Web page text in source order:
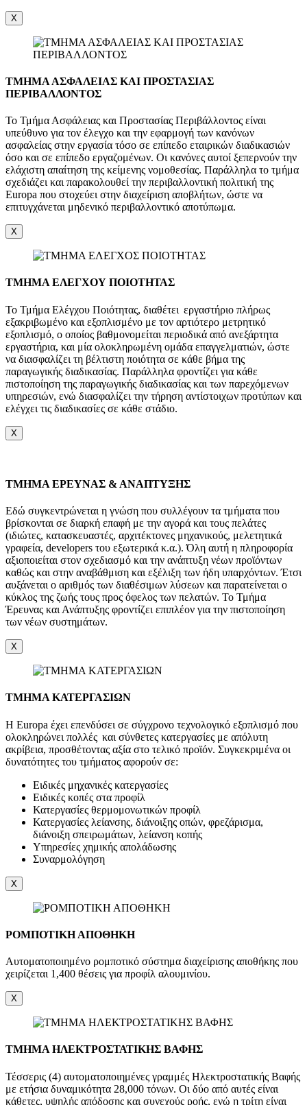
X
ΤΜΗΜΑ ΑΣΦΑΛΕΙΑΣ ΚΑΙ ΠΡΟΣΤΑΣΙΑΣ
ΠΕΡΙΒΑΛΛΟΝΤΟΣ
Το Τμήμα Ασφάλειας και Προστασίας Περιβάλλοντος είναι
υπεύθυνο για τον έλεγχο και την εφαρμογή των κανόνων
ασφαλείας στην εργασία τόσο σε επίπεδο εταιρικών διαδικασιών
όσο και σε επίπεδο εργαζομένων. Οι κανόνες αυτοί ξεπερνούν την
ελάχιστη απαίτηση της κείμενης νομοθεσίας. Παράλληλα το τμήμα
σχεδιάζει και παρακολουθεί την περιβαλλοντική πολιτική της
Europa που στοχεύει στην διαχείριση αποβλήτων, ώστε να
επιτυγχάνεται μηδενικό περιβαλλοντικό αποτύπωμα.
X
ΤΜΗΜΑ ΕΛΕΓΧΟΥ ΠΟΙΟΤΗΤΑΣ
Το Τμήμα Ελέγχου Ποιότητας, διαθέτει εργαστήριο πλήρως
εξακριβωμένο και εξοπλισμένο με τον αρτιότερο μετρητικό
εξοπλισμό, ο οποίος βαθμονομείται περιοδικά από ανεξάρτητα
εργαστήρια, και μία ολοκληρωμένη ομάδα επαγγελματιών, ώστε
να διασφαλίζει τη βέλτιστη ποιότητα σε κάθε βήμα της
παραγωγικής διαδικασίας. Παράλληλα φροντίζει για κάθε
πιστοποίηση της παραγωγικής διαδικασίας και των παρεχόμενων
υπηρεσιών, ενώ διασφαλίζει την τήρηση αντίστοιχων προτύπων και
ελέγχει τις διαδικασίες σε κάθε στάδιο.
X
TMHMA ΕΡΕΥΝΑΣ & ΑΝΑΠΤΥΞΗΣ
Εδώ συγκεντρώνεται η γνώση που συλλέγουν τα τμήματα που
βρίσκονται σε διαρκή επαφή με την αγορά και τους πελάτες
(ιδιώτες, κατασκευαστές, αρχιτέκτονες μηχανικούς, μελετητικά
γραφεία, developers του εξωτερικά κ.α.). Όλη αυτή η πληροφορία
αξιοποιείται στον σχεδιασμό και την ανάπτυξη νέων προϊόντων
καθώς και στην αναβάθμιση και εξέλιξη των ήδη υπαρχόντων. Έτσι
αυξάνεται ο αριθμός των διαθέσιμων λύσεων και παρατείνεται ο
κύκλος της ζωής τους προς όφελος των πελατών. Το Τμήμα
Έρευνας και Ανάπτυξης φροντίζει επιπλέον για την πιστοποίηση
των νέων συστημάτων.
X
ΤΜΗΜΑ ΚΑΤΕΡΓΑΣΙΩΝ
Η Europa έχει επενδύσει σε σύγχρονο τεχνολογικό εξοπλισμό που
ολοκληρώνει πολλές και σύνθετες κατεργασίες με απόλυτη
ακρίβεια, προσθέτοντας αξία στο τελικό προϊόν. Συγκεκριμένα οι
δυνατότητες του τμήματος αφορούν σε:
Ειδικές μηχανικές κατεργασίες
Ειδικές κοπές στα προφίλ
Κατεργασίες θερμομονωτικών προφίλ
Κατεργασίες λείανσης, διάνοιξης οπών, φρεζάρισμα,
διάνοιξη σπειρωμάτων, λείανση κοπής
Υπηρεσίες χημικής απολάδωσης
Συναρμολόγηση
X
ΡΟΜΠΟΤΙΚΗ ΑΠΟΘΗΚΗ
Αυτοματοποιημένο ρομποτικό σύστημα διαχείρισης αποθήκης που
χειρίζεται 1,400 θέσεις για προφίλ αλουμινίου.
X
ΤΜΗΜΑ ΗΛΕΚΤΡΟΣΤΑΤΙΚΗΣ ΒΑΦΗΣ
Τέσσερις (4) αυτοματοποιημένες γραμμές Ηλεκτροστατικής Βαφής
με ετήσια δυναμικότητα 28,000 τόνων. Οι δύο από αυτές είναι
κάθετες, υψηλής απόδοσης και συνεχούς ροής, ενώ η τρίτη είναι